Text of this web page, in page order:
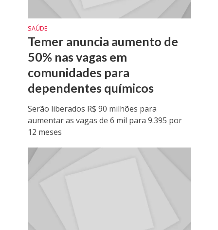
SAÚDE
Temer anuncia aumento de
50% nas vagas em
comunidades para
dependentes químicos
Serão liberados R$ 90 milhões para
aumentar as vagas de 6 mil para 9.395 por
12 meses